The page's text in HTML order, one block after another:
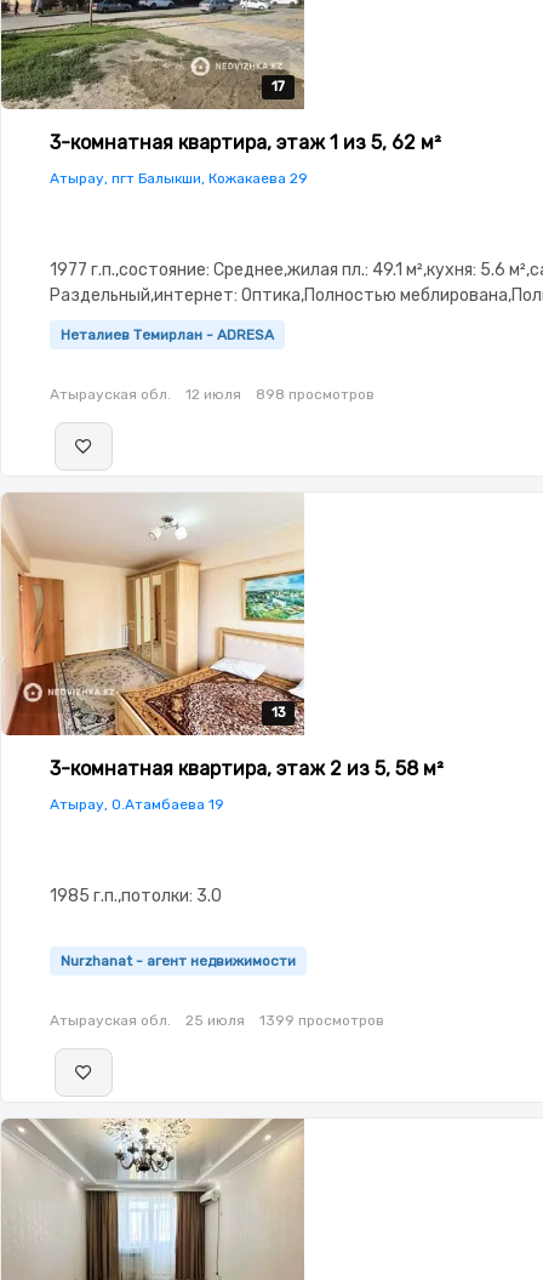
17
17
17
17
17
3-комнатная квартира, этаж 1 из 5, 62 м²
Атырау, пгт Балыкши, Кожакаева 29
1977 г.п.,состояние: Среднее,жилая пл.: 49.1 м²,кухня: 5.6
Раздельный,интернет: Оптика,Полностью
меблирована,Решетки на окнах,Домофон,Неугловая,Тихий
Неталиев Темирлан - ADRESA
Атырауская обл. 12 июля 898 просмотров
13
13
13
13
13
3-комнатная квартира, этаж 2 из 5, 58 м²
Атырау, О.Атамбаева 19
1985 г.п.,потолки: 3.0
Nurzhanat - агент недвижимости
Атырауская обл. 25 июля 1399 просмотров